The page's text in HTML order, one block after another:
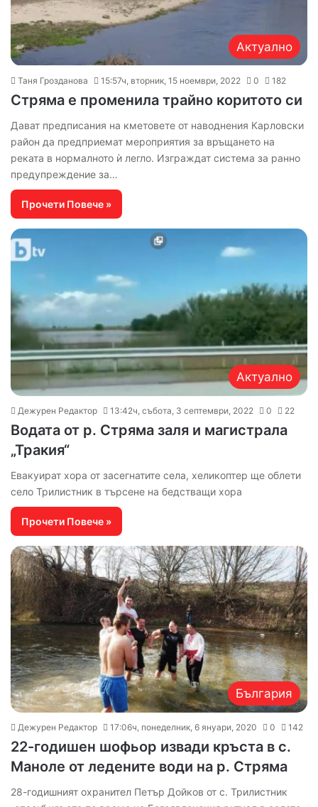
Актуално
Таня Грозданова 15:57ч, вторник, 15 ноември, 2022 0 182
Стряма е променила трайно коритото си
Дават предписания на кметовете от наводнения Карловски
район да предприемат мероприятия за връщането на
реката в нормалното ѝ легло. Изграждат система за ранно
предупреждение за…
Прочети Повече »
Актуално
Дежурен Редактор 13:42ч, събота, 3 септември, 2022 0 22
Водата от р. Стряма заля и магистрала
„Тракия“
Евакуират хора от засегнатите села, хеликоптер ще облети
село Трилистник в търсене на бедстващи хора
Прочети Повече »
България
Дежурен Редактор 17:06ч, понеделник, 6 януари, 2020 0 142
22-годишен шофьор извади кръста в с.
Маноле от ледените води на р. Стряма
28-годишният охранител Петър Дойков от с. Трилистник